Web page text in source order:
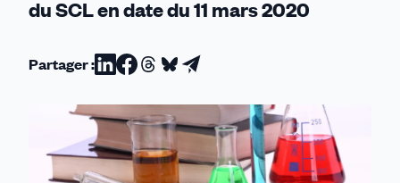
du SCL en date du 11 mars 2020
Partager :Partager
sur
Linkedin
Partager
sur
Facebook
Partager
sur
Threads
Partager
sur
Bluesky
Partager
par
email